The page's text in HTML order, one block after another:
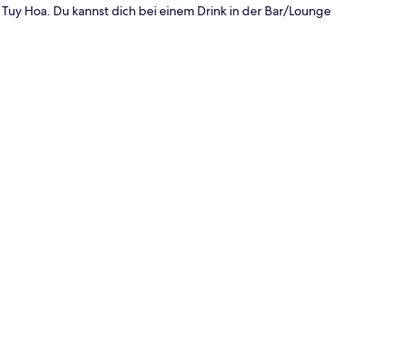
Hoa. Du kannst dich bei einem Drink in der Bar/Lounge